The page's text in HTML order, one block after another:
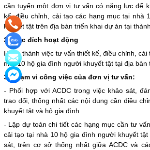
cần tuyển một đơn vị tư vấn có năng lực để
kế, điều chỉnh, cải tạo các hạng mục tại nhà
khuyết tật trên địa bàn triển khai dự án tại
2. Mục đích hoạt động
Hoàn thành việc tư vấn thiết kế, điều chỉnh, cải
nhà 10 hộ gia đình người khuyết tật tại địa
3. Phạm vi công việc của đơn vị tư vấn:
- Phối hợp với ACDC trong việc khảo sát,
trao đổi, thống nhất các nội dung cần điều
khuyết tật và hộ gia đình.
- Lập dự toán chi tiết các hạng mục cần tư
cải tạo tại nhà 10 hộ gia đình người khuyết
sát, trên cơ sở thống nhất giữa ACDC và